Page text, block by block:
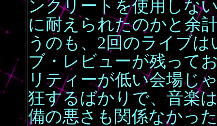
ンクリートを使用しな
に耐えられたのかと余
うのも、2回のライブ
ブ・レビューが残って
リティーが低い会場じ
狂するばかりで、音楽
備の悪さも関係なかっ